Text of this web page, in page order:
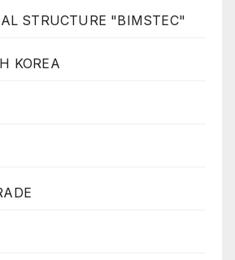
STRUCTURE "BIMSTEC"
KOREA